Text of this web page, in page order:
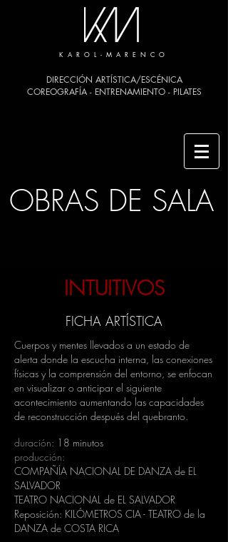
K A R O L - M A R E N C O
DIRECCIÓN ARTÍSTICA/ESCÉNICA
COREOGRAFÍA - ENTRENAMIENTO - PILATES
OBRAS DE SALA
INTUITIVOS
FICHA ARTÍSTICA
Cuerpos y mentes llevados a un estado de
alerta donde la escucha interna, las conexiones
físicas y la comprensión del entorno, se enfocan
en visualizar o anticipar el siguiente
acontecimiento aumentando las capacidades
de reconstrucción después del quebranto.
duración: 18 minutos
producción:
COMPAÑÍA NACIONAL DE DANZA de EL
SALVADOR
TEATRO NACIONAL de EL SALVADOR
Reposición: KILÓMETROS CIA - TEATRO de la
DANZA de COSTA RICA